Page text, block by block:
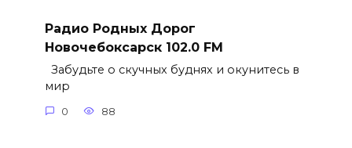
Радио Родных Дорог
Новочебоксарск 102.0 FM
Забудьте о скучных буднях и окунитесь в
мир
0 88